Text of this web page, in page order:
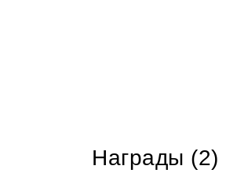
Награды (2)